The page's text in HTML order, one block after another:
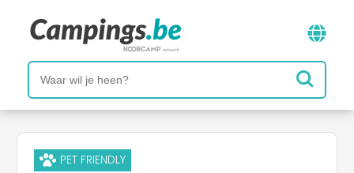
PET FRIENDLY